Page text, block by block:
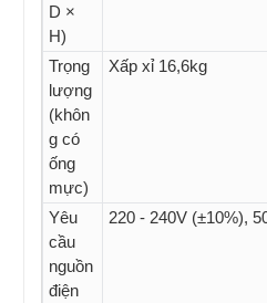
D ×
H)
Trọng
lượng
(khôn
g có
ống
mực)
Xấp xỉ 16,6kg
Yêu
cầu
nguồn
điện
220 - 240V (±10%),